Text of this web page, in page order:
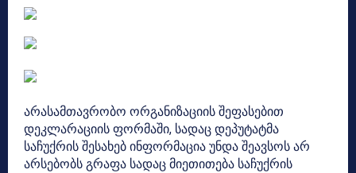
არასამთავრობო ორგანიზაციის შეფასებით
დეკლარაციის ფორმაში, სადაც დეპუტატმა
საჩუქრის შესახებ ინფორმაცია უნდა შეავსოს არ
არსებობს გრაფა სადაც მიეთითება საჩუქრის